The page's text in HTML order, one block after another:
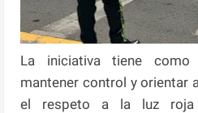
La iniciativa tiene
mantener control y orientar
el respeto a la luz roja